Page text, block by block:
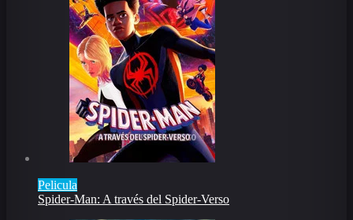
Pelicula
Spider-Man: A través del Spider-Verso